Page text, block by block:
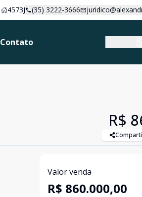
4573J (35) 3222-3666
Contato
R$
Valor venda
R$ 860.000,00